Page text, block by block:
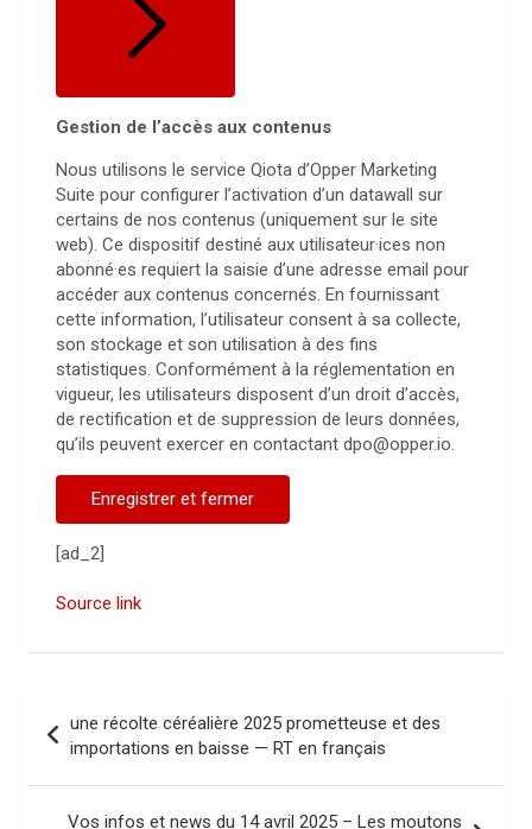
Gestion de l’accès aux contenus
Nous utilisons le service Qiota d’Opper Marketing
Suite pour configurer l’activation d’un datawall sur
certains de nos contenus (uniquement sur le site
web). Ce dispositif destiné aux utilisateur·ices non
abonné·es requiert la saisie d’une adresse email pour
accéder aux contenus concernés. En fournissant
cette information, l’utilisateur consent à sa collecte,
son stockage et son utilisation à des fins
statistiques. Conformément à la réglementation en
vigueur, les utilisateurs disposent d’un droit d’accès,
de rectification et de suppression de leurs données,
qu’ils peuvent exercer en contactant dpo@opper.io.
Enregistrer et fermer
[ad_2]
Source link
v
une récolte céréalière 2025 prometteuse et des
importations en baisse — RT en français
Vos infos et news du 14 avril 2025 – Les moutons